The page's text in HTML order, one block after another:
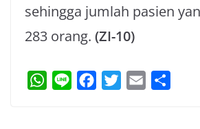
sehingga jumlah pasien
283 orang. (ZI-10)
W